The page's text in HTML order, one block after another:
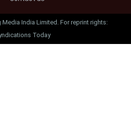
India Limited. For reprint rights:
Today